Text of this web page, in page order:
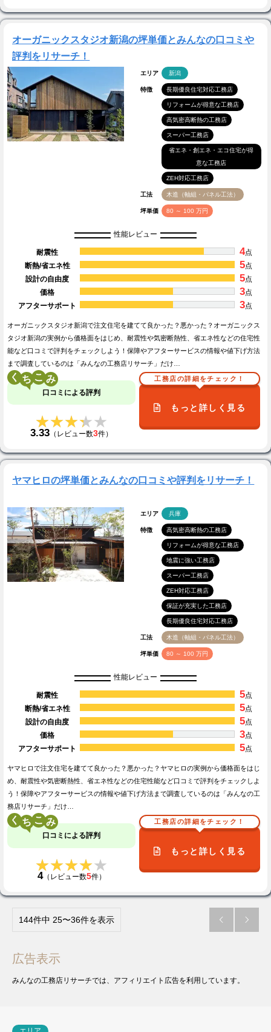
オーガニックスタジオ新潟の坪単価とみんなの口コミや
評判をリサーチ！
エリア 新潟
特徴 長期優良住宅対応工務店
リフォームが得意な工務店
高気密高断熱の工務店
スーパー工務店
省エネ・創エネ・エコ住宅が得
意な工務店
ZEH対応工務店
工法 木造（軸組・パネル工法）
坪単価 80 ～ 100 万円
性能レビュー
耐震性 4点
断熱/省エネ性
5点
設計の自由度
5点
価格
3点
アフターサポート
3点
オーガニックスタジオ新潟で注文住宅を建てて良かった？悪かった？オーガニックス
タジオ新潟の実例から価格面をはじめ、耐震性や気密断熱性、省エネ性などの住宅性
能など口コミで評判をチェックしよう！保障やアフターサービスの情報や値下げ方法
まで調査しているのは「みんなの工務店リサーチ」だけ…
く こ
口コミによる評判
★★★★★
★★★★★
3.33 （レビュー数3件）
工務店の詳細をチェック！
もっと詳しく見る
ヤマヒロの坪単価とみんなの口コミや評判をリサーチ！
エリア 兵庫
特徴 高気密高断熱の工務店
リフォームが得意な工務店
地震に強い工務店
スーパー工務店
ZEH対応工務店
保証が充実した工務店
長期優良住宅対応工務店
工法 木造（軸組・パネル工法）
坪単価 80 ～ 100 万円
性能レビュー
耐震性 5点
断熱/省エネ性
5点
設計の自由度
5点
価格
3点
アフターサポート
5点
ヤマヒロで注文住宅を建てて良かった？悪かった？ヤマヒロの実例から価格面をはじ
め、耐震性や気密断熱性、省エネ性などの住宅性能など口コミで評判をチェックしよ
う！保障やアフターサービスの情報や値下げ方法まで調査しているのは「みんなの工
務店リサーチ」だけ…
く こ
口コミによる評判
★★★★★
★★★★★
4（レビュー数5件）
工務店の詳細をチェック！
もっと詳しく見る
144件中 25〜36件を表示  
広告表示
みんなの工務店リサーチでは、アフィリエイト広告を利用しています。